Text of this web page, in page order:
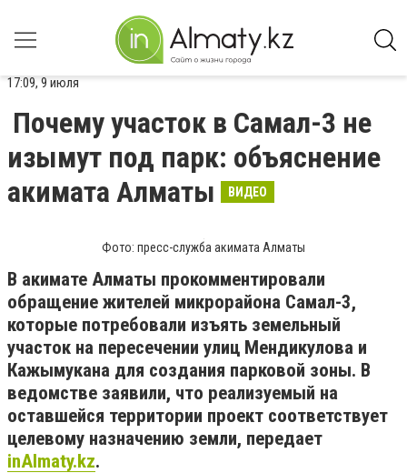
17:09, 9 июля
Почему участок в Самал-3 не
изымут под парк: объяснение
акимата Алматы
ВИДЕО
Фото: пресс-служба акимата Алматы
В акимате Алматы прокомментировали
обращение жителей микрорайона Самал-3,
которые потребовали изъять земельный
участок на пересечении улиц Мендикулова и
Кажымукана для создания парковой зоны. В
ведомстве заявили, что реализуемый на
оставшейся территории проект соответствует
целевому назначению земли, передает
inAlmaty.kz.